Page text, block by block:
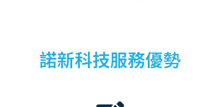
諾新科技服務優勢